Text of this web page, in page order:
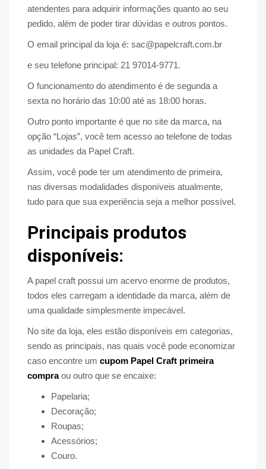
atendentes para adquirir informações quanto ao seu
pedido, além de poder tirar dúvidas e outros pontos.
O email principal da loja é: sac@papelcraft.com.br
e seu telefone principal: 21 97014-9771.
O funcionamento do atendimento é de segunda a
sexta no horário das 10:00 até as 18:00 horas.
Outro ponto importante é que no site da marca, na
opção “Lojas”, você tem acesso ao telefone de todas
as unidades da Papel Craft.
Assim, você pode ter um atendimento de primeira,
nas diversas modalidades disponíveis atualmente,
tudo para que sua experiência seja a melhor possível.
Principais produtos
disponíveis:
A papel craft possui um acervo enorme de produtos,
todos eles carregam a identidade da marca, além de
uma qualidade simplesmente impecável.
No site da loja, eles estão disponíveis em categorias,
sendo as principais, nas quais você pode economizar
caso encontre um cupom Papel Craft primeira
compraou outro que se encaixe:
Papelaria;
Decoração;
Roupas;
Acessórios;
Couro.